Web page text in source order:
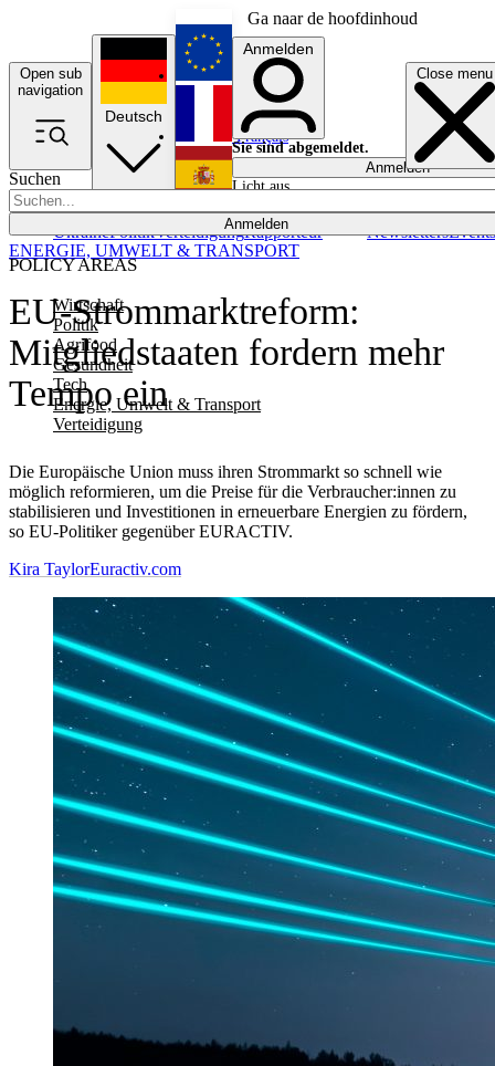
Ga naar de hoofdinhoud
Open sub
navigation
Close menu
Suchen
Anmelden
POLICY AREAS
Wirtschaft
Politik
Agrifood
Gesundheit
Tech
Energie, Umwelt & Transport
Verteidigung
UkrainePolitikVerteidigungRapporteur NewslettersEvents
Deutsch
English
Français
Anmelden
Sie sind abgemeldet.
Anmelden
Licht aus
EU-Strommarktreform:
Mitgliedstaaten fordern mehr
Tempo ein
Die Europäische Union muss ihren Strommarkt so schnell wie
möglich reformieren, um die Preise für die Verbraucher:innen zu
stabilisieren und Investitionen in erneuerbare Energien zu fördern,
so EU-Politiker gegenüber EURACTIV.
ENERGIE, UMWELT & TRANSPORT
Kira TaylorEuractiv.com